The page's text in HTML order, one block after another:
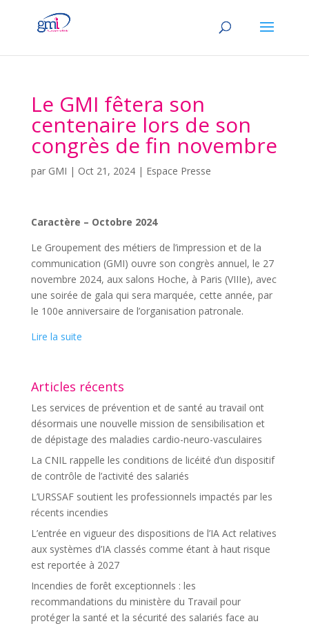
Le GMI fêtera son
centenaire lors de son
congrès de fin novembre
par GMI | Oct 21, 2024| Espace Presse
Caractère – Octobre 2024
Le Groupement des métiers de l’impression et de la
communication (GMI) ouvre son congrès annuel, le 27
novembre 2024, aux salons Hoche, à Paris (VIIIe), avec
une soirée de gala qui sera marquée, cette année, par
le 100e anniversaire de l’organisation patronale.
Lire la suite
Articles récents
Les services de prévention et de santé au travail ont
désormais une nouvelle mission de sensibilisation et
de dépistage des maladies cardio-neuro-vasculaires
La CNIL rappelle les conditions de licéité d’un dispositif
de contrôle de l’activité des salariés
L’URSSAF soutient les professionnels impactés par les
récents incendies
L’entrée en vigueur des dispositions de l’IA Act relatives
aux systèmes d’IA classés comme étant à haut risque
est reportée à 2027
Incendies de forêt exceptionnels : les
recommandations du ministère du Travail pour
protéger la santé et la sécurité des salariés face au